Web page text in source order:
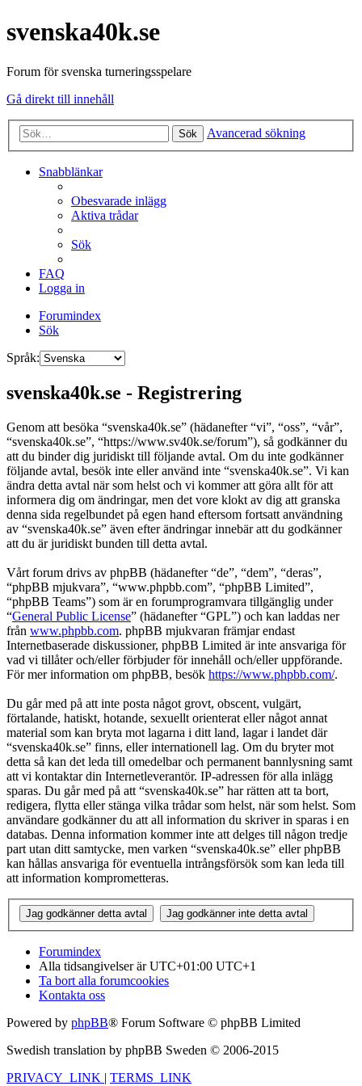
svenska40k.se
Forum för svenska turneringsspelare
Gå direkt till innehåll
Sök Avancerad sökning
Snabblänkar
Obesvarade inlägg
Aktiva trådar
Sök
FAQ
Logga in
Forumindex
Sök
Språk:
svenska40k.se - Registrering
Genom att besöka “svenska40k.se” (hädanefter “vi”, “oss”, “vår”,
“svenska40k.se”, “https://www.sv40k.se/forum”), så godkänner du
att du binder dig juridiskt till följande avtal. Om du inte godkänner
följande avtal, besök inte eller använd inte “svenska40k.se”. Vi kan
ändra detta avtal när som helst och vi kommer att göra allt för att
informera dig om ändringar, men det vore klokt av dig att granska
denna sida regelbundet på egen hand eftersom fortsatt användning
av “svenska40k.se” även efter ändringar innebär att du godkänner
att du är juridiskt bunden till detta avtal.
Vårt forum drivs av phpBB (hädanefter “de”, “dem”, “deras”,
“phpBB mjukvara”, “www.phpbb.com”, “phpBB Limited”,
“phpBB Teams”) som är en forumprogramvara tillgänglig under
“General Public License” (hädanefter “GPL”) och kan laddas ner
från www.phpbb.com. phpBB mjukvaran främjar endast
Internetbaserade diskussioner, phpBB Limited är inte ansvariga för
vad vi tillåter och/eller förbjuder för innehåll och/eller uppförande.
För mer information om phpBB, besök https://www.phpbb.com/.
Du går med på att inte posta något grovt, obscent, vulgärt,
förtalande, hatiskt, hotande, sexuellt orienterat eller något annat
material som kan bryta mot lagarna i ditt land, lagar i landet där
“svenska40k.se” finns, eller internationell lag. Om du bryter mot
detta så kan det leda till omedelbar och permanent bannlysning samt
att vi kontaktar din Internetleverantör. IP-adressen för alla inlägg
sparas. Du går med på att “svenska40k.se” har rätten att ta bort,
redigera, flytta eller stänga vilka trådar som helst, när som helst. Som
användare godkänner du att all information du skriver in sparas i en
databas. Denna information kommer inte att delges till någon tredje
part utan ditt samtycke, men varken “svenska40k.se” eller phpBB
kan hållas ansvariga för eventuella intrångsförsök som kan leda till
att information komprometteras.
Forumindex
Alla tidsangivelser är UTC+01:00 UTC+1
Ta bort alla forumcookies
Kontakta oss
Powered by phpBB® Forum Software © phpBB Limited
Swedish translation by phpBB Sweden © 2006-2015
PRIVACY_LINK | TERMS_LINK